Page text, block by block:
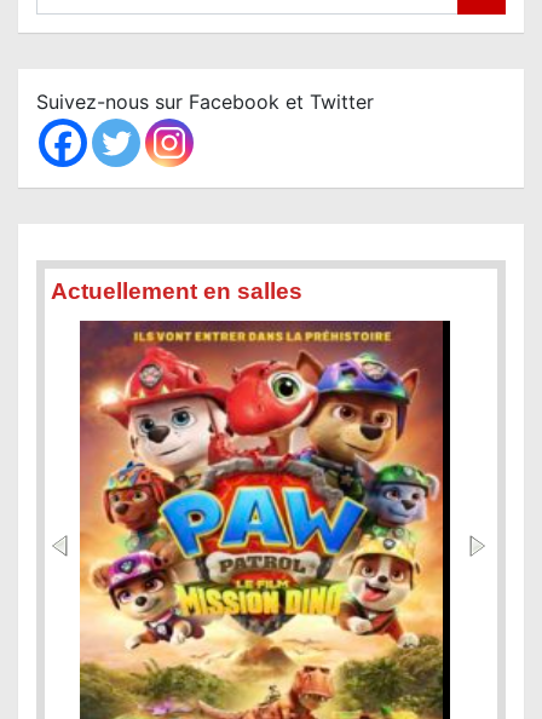
a
c
h
Suivez-nous sur Facebook et Twitter
Actuellement en salles